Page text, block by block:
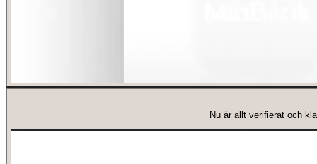
Nu är allt verifierat och